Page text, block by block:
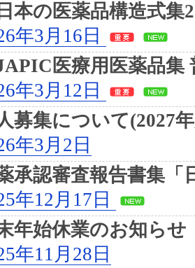
日本の医薬品構造式集
年3月16日
JAPIC医療用医薬品集
年3月12日
募集について(2027
年3月2日
承認審査報告書集「
年12月17日
年始休業のお知らせ
年11月28日